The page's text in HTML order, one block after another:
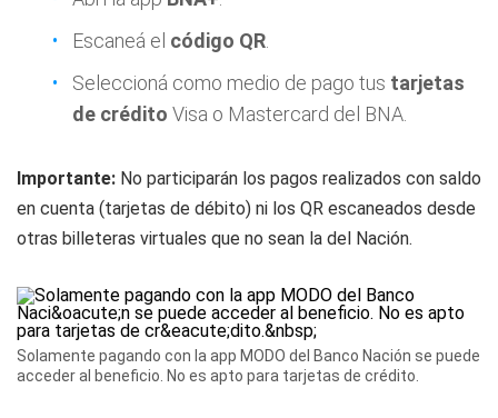
Escaneá el código QR
Seleccioná como medio de pago tus tarjetas
de crédito Visa o Mastercard del BNA.
Importante: No participarán los pagos realizados con saldo
en cuenta (tarjetas de débito) ni los QR escaneados desde
otras billeteras virtuales que no sean la del Nación.
Solamente pagando con la app MODO del Banco Nación se puede
acceder al beneficio. No es apto para tarjetas de crédito.